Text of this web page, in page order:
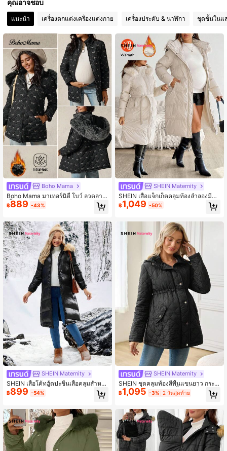
คุณอาจชอบ
แนะนำ เครื่องตกแต่งเครื่องแต่งกาย เครื่องประดับ & นาฬิกา ชุดชั้นในแ
Boho Mama
Boho Mama มาเทอร์นิตี้ โบว์ ลวดลาย
เสื้อโค้ทยาวแขนยาวมีฮู้ด แบบบุซับใน
฿889 -43%
SHEIN Maternity
SHEIN เสื้อโค้ทฮู้ดปะชิ้นเสื้อคลุมสำหรั
บคุณแม่ สำหรับใส่ในฤดูหนาว
฿899 -54%
SHEIN Maternity
SHEIN เสื้อแจ็กเก็ตคลุมท้องลำลองมีฮู้ด
พร้อมปกขนสัตว์, ฤดูหนาว
฿1,049 -50%
SHEIN Maternity
SHEIN ชุดคลุมท้องสีพื้นแขนยาว กระดุ
มเดี่ยวแบบสบาย ฮู้ด เสื้อแจ็กเก็ตฤดูหน
าว
฿1,095 -3% 2 วันสุดท้าย